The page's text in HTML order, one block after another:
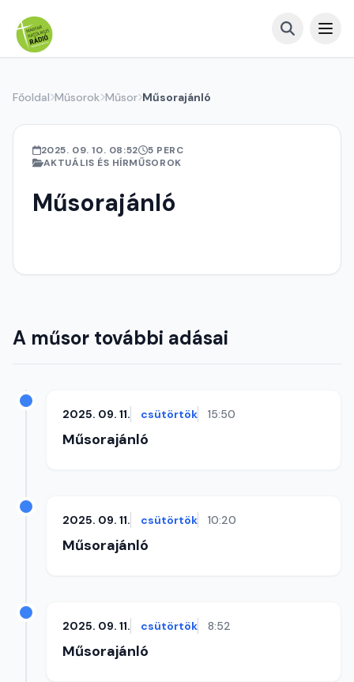
Főoldal Műsorok Műsor Műsorajánló
2025. 09. 10. 08:52
5 PERC
AKTUÁLIS ÉS HÍRMŰSOROK
Műsorajánló
A műsor további adásai
2025. 09. 11. csütörtök 15:50
Műsorajánló
2025. 09. 11. csütörtök 10:20
Műsorajánló
2025. 09. 11. csütörtök 8:52
Műsorajánló